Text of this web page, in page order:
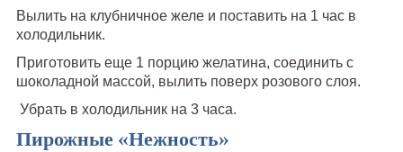
Вылить на клубничное желе и поставить на 1 час в
холодильник.
Приготовить еще 1 порцию желатина, соединить с
шоколадной массой, вылить поверх розового слоя.
Убрать в холодильник на 3 часа.
Пирожные «Нежность»